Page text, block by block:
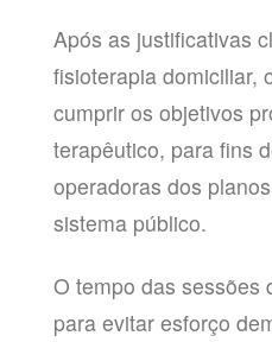
Após as justificativas
fisioterapia domiciliar,
cumprir os objetivos
terapêutico, para fins
operadoras dos
sistema público.
O tempo das sessões
para evitar esforço